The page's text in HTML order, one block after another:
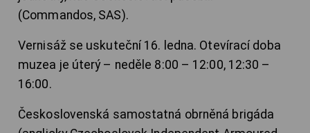
(Commandos, SAS).
Vernisáž se uskuteční 16. ledna. Otevírací doba
muzea je úterý – neděle 8:00 – 12:00, 12:30 –
16:00.
Československá samostatná obrněná brigáda